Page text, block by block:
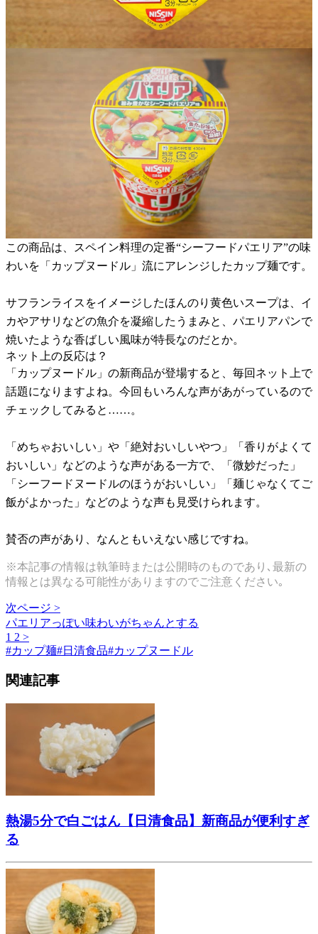
この商品は、スペイン料理の定番“シーフードパエリア”の味
わいを「カップヌードル」流にアレンジしたカップ麺です。
サフランライスをイメージしたほんのり黄色いスープは、イ
カやアサリなどの魚介を凝縮したうまみと、パエリアパンで
焼いたような香ばしい風味が特長なのだとか。
ネット上の反応は？
「カップヌードル」の新商品が登場すると、毎回ネット上で
話題になりますよね。今回もいろんな声があがっているので
チェックしてみると……。
「めちゃおいしい」や「絶対おいしいやつ」「香りがよくて
おいしい」などのような声がある一方で、「微妙だった」
「シーフードヌードルのほうがおいしい」「麺じゃなくてご
飯がよかった」などのような声も見受けられます。
賛否の声があり、なんともいえない感じですね。
※本記事の情報は執筆時または公開時のものであり､最新の
情報とは異なる可能性がありますのでご注意ください｡
次ページ >
パエリアっぽい味わいがちゃんとする
1 2 >
#カップ麺#日清食品#カップヌードル
関連記事
熱湯5分で白ごはん【日清食品】新商品が便利すぎ
る